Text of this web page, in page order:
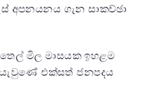
අපනයනය ගැන සාකච්ඡා
මිල මාසයක ඉහළම
එක්සත් ජනපදය